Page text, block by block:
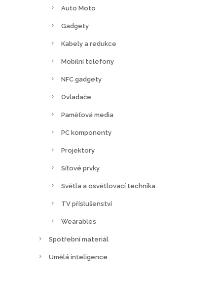
Auto Moto
Gadgety
Kabely a redukce
Mobilní telefony
NFC gadgety
Ovladače
Paměťová media
PC komponenty
Projektory
Síťové prvky
Světla a osvětlovací technika
TV příslušenství
Wearables
Spotřební materiál
Umělá inteligence